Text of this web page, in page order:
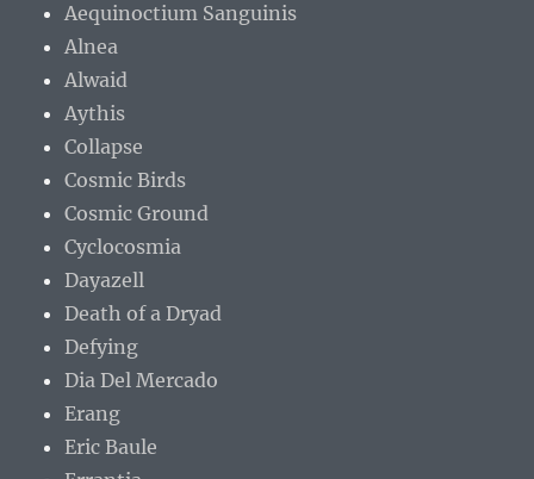
Aequinoctium Sanguinis
Alnea
Alwaid
Aythis
Collapse
Cosmic Birds
Cosmic Ground
Cyclocosmia
Dayazell
Death of a Dryad
Defying
Dia Del Mercado
Erang
Eric Baule